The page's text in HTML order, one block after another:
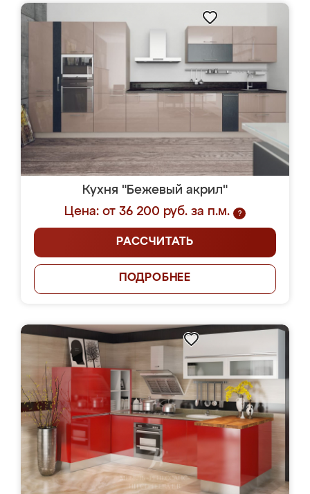
Кухня "Бежевый акрил"
Цена: от 36 200 руб. за п.м.
?
РАССЧИТАТЬ
ПОДРОБНЕЕ